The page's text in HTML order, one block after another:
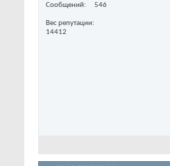
Сообщений
546
Вес репутации
14412